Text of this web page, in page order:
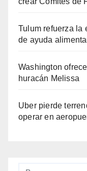
Tulum refuerza la
de ayuda
Washington
huracán Melissa
Uber pierde
operar en